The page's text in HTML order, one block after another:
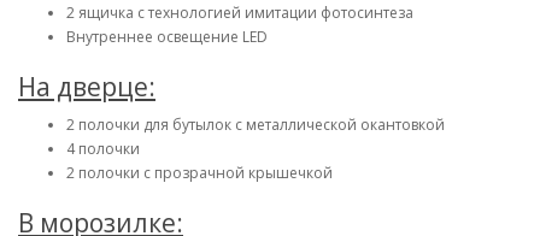
2 ящичка с технологией имитации фотосинтеза
Внутреннее освещение LED
На дверце:
2 полочки для бутылок с металлической окантовкой
4 полочки
2 полочки с прозрачной крышечкой
В морозилке: